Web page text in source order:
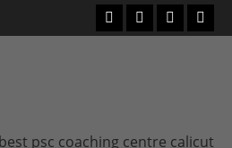
FacebookInstagram
Youtube